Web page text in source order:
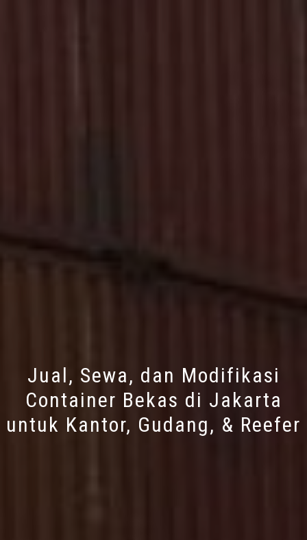
Jual, Sewa, dan Modifikasi
Container Bekas di Jakarta
untuk Kantor, Gudang, & Reefer